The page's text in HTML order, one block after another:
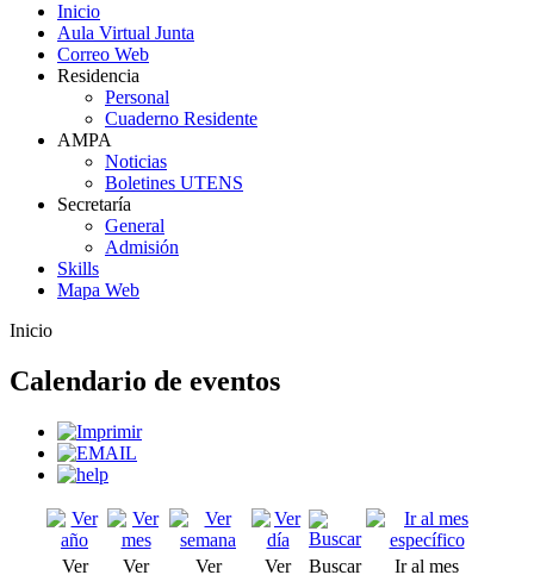
Inicio
Aula Virtual Junta
Correo Web
Residencia
Personal
Cuaderno Residente
AMPA
Noticias
Boletines UTENS
Secretaría
General
Admisión
Skills
Mapa Web
Inicio
Calendario de eventos
Ver
Ver
Ver
Ver
Buscar
Ir al mes